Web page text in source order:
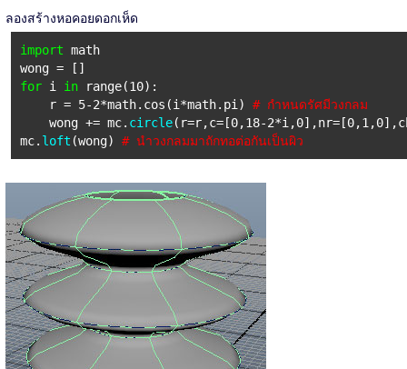
ลองสร้างหอคอยดอกเห็ด
import math
wong = []
for i in range(10):
r = 5-2*math.cos(i*math.pi) # กำหนดรัศมีวงกลม
wong += mc. circle(r=r,c=[0,18-
mc. loft (wong) # นำวงกลมมาถักทอต่อกันเป็นผิว